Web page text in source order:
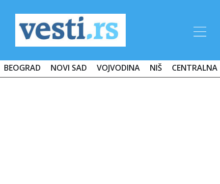
BEOGRAD NOVI SAD VOJVODINA NIŠ CENTRALNA